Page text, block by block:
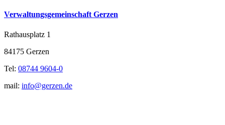
Verwaltungsgemeinschaft Gerzen
Rathausplatz 1
84175 Gerzen
Tel: 08744 9604-0
mail: info@gerzen.de